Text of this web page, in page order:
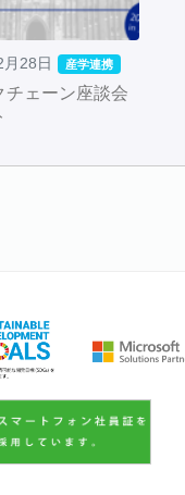
28日 産学連携
チェーン座談会